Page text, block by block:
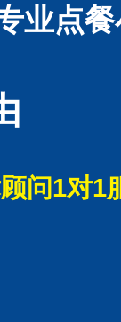
业点
问1对1